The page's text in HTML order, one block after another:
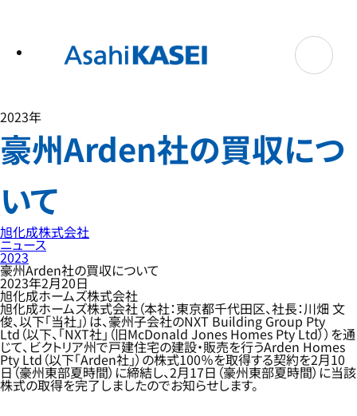
2023年
豪州Arden社の買収につ
いて
旭化成株式会社
ニュース
2023
豪州Arden社の買収について
2023年2月20日
旭化成ホームズ株式会社
旭化成ホームズ株式会社（本社：東京都千代田区、社長：川畑 文
俊、以下「当社」）は、豪州子会社のNXT Building Group Pty
Ltd（以下、「NXT社」（旧McDonald Jones Homes Pty Ltd））を通
じて、ビクトリア州で戸建住宅の建設・販売を行うArden Homes
Pty Ltd（以下「Arden社」）の株式100％を取得する契約を2月10
日（豪州東部夏時間）に締結し、2月17日（豪州東部夏時間）に当該
株式の取得を完了しましたのでお知らせします。